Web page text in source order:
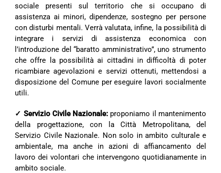
sociale presenti sul territorio che si occupano di
assistenza ai minori, dipendenze, sostegno per persone
con disturbi mentali. Verrà valutata, infine, la possibilità di
integrare i servizi di assistenza economica con
l’introduzione del “baratto amministrativo”, uno strumento
che offre la possibilità ai cittadini in difficoltà di poter
ricambiare agevolazioni e servizi ottenuti, mettendosi a
disposizione del Comune per eseguire lavori socialmente
utili.
✓ Servizio Civile Nazionale: proponiamo il mantenimento
della progettazione, con la Città Metropolitana, del
Servizio Civile Nazionale. Non solo in ambito culturale e
ambientale, ma anche in azioni di affiancamento del
lavoro dei volontari che intervengono quotidianamente in
ambito sociale.